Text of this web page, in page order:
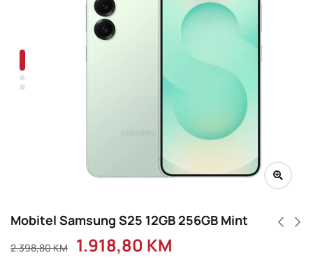
Mobitel Samsung S25 12GB 256GB Mint
2.398,80KM 1.918,80 KM